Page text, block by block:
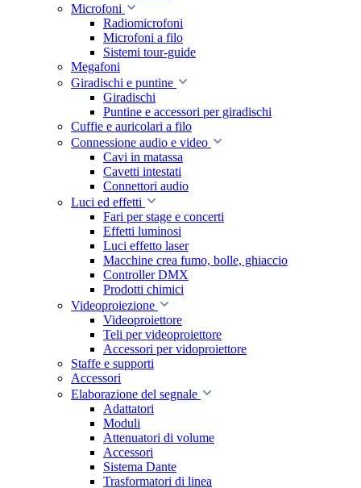
Microfoni
Radiomicrofoni
Microfoni a filo
Sistemi tour-guide
Megafoni
Giradischi e puntine
Giradischi
Puntine e accessori per giradischi
Cuffie e auricolari a filo
Connessione audio e video
Cavi in matassa
Cavetti intestati
Connettori audio
Luci ed effetti
Fari per stage e concerti
Effetti luminosi
Luci effetto laser
Macchine crea fumo, bolle, ghiaccio
Controller DMX
Prodotti chimici
Videoproiezione
Videoproiettore
Teli per videoproiettore
Accessori per vidoproiettore
Staffe e supporti
Accessori
Elaborazione del segnale
Adattatori
Moduli
Attenuatori di volume
Accessori
Sistema Dante
Trasformatori di linea